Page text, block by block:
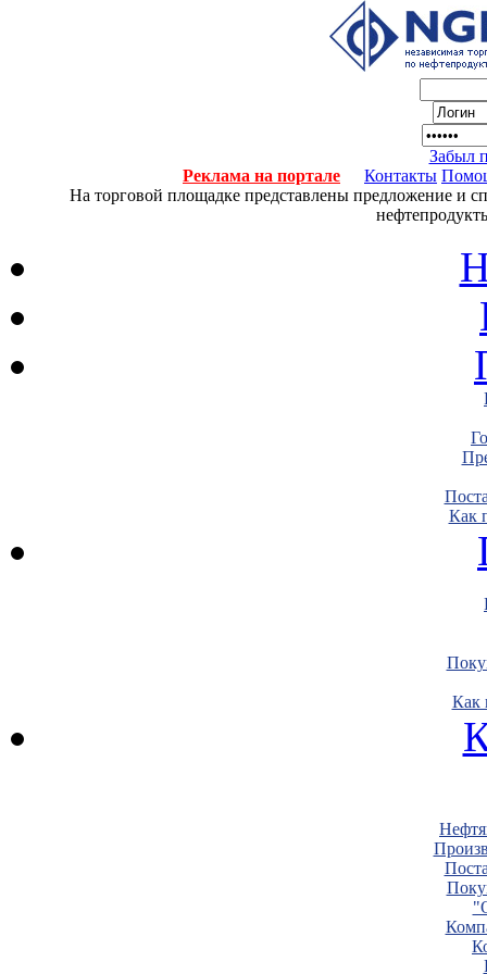
Забыл
Реклама на портале
Контакты
На торговой площадке представлены предложение и
Как
Как